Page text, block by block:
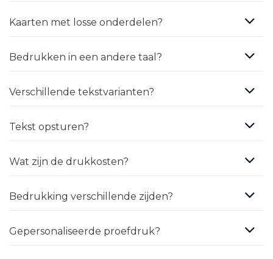
Kaarten met losse onderdelen?
Bedrukken in een andere taal?
Verschillende tekstvarianten?
Tekst opsturen?
Wat zijn de drukkosten?
Bedrukking verschillende zijden?
Gepersonaliseerde proefdruk?